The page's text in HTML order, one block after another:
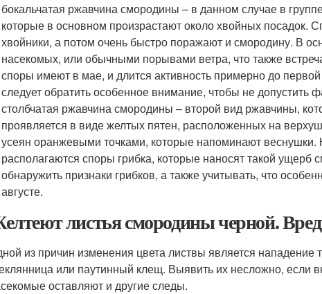
бокальчатая ржавчина смородины – в данном случае в
которые в основном произрастают около хвойных посадок.
хвойники, а потом очень быстро поражают и смородину. В
насекомых, или обычными порывами ветра, что также
споры имеют в мае, и длится активность примерно до
следует обратить особенное внимание, чтобы не
столбчатая ржавчина смородины – второй вид ржавчины,
проявляется в виде желтых пятен, расположенных на
усеян оранжевыми точками, которые напоминают веснушки.
располагаются споры грибка, которые наносят такой
обнаружить признаки грибков, а также учитывать, что
августе.
листья смородины черной.
из причин изменения цвета листвы является нападение
или паутинный клещ. Выявить их несложно, если
оставляют и другие следы.